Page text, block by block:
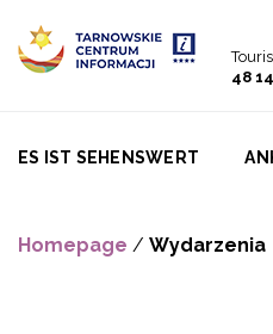
48
ES IST SEHENSWERT
Homepage / Wydarzenia